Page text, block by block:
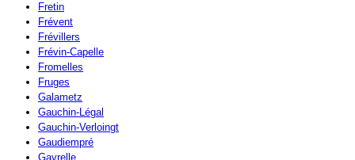
Fretin
Frévent
Frévillers
Frévin-Capelle
Fromelles
Fruges
Galametz
Gauchin-Légal
Gauchin-Verloingt
Gaudiempré
Gavrelle